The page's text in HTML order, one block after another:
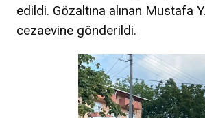
edildi. Gözaltına alınan Mustafa
cezaevine gönderildi.